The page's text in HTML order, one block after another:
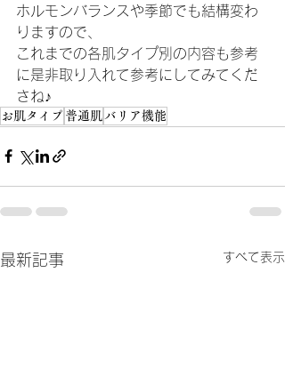
ホルモンバランスや季節でも結構変わ
りますので、
これまでの各肌タイプ別の内容も参考
に是非取り入れて参考にしてみてくだ
さね♪
お肌タイプ 普通肌 バリア機能
最新記事 すべて表示